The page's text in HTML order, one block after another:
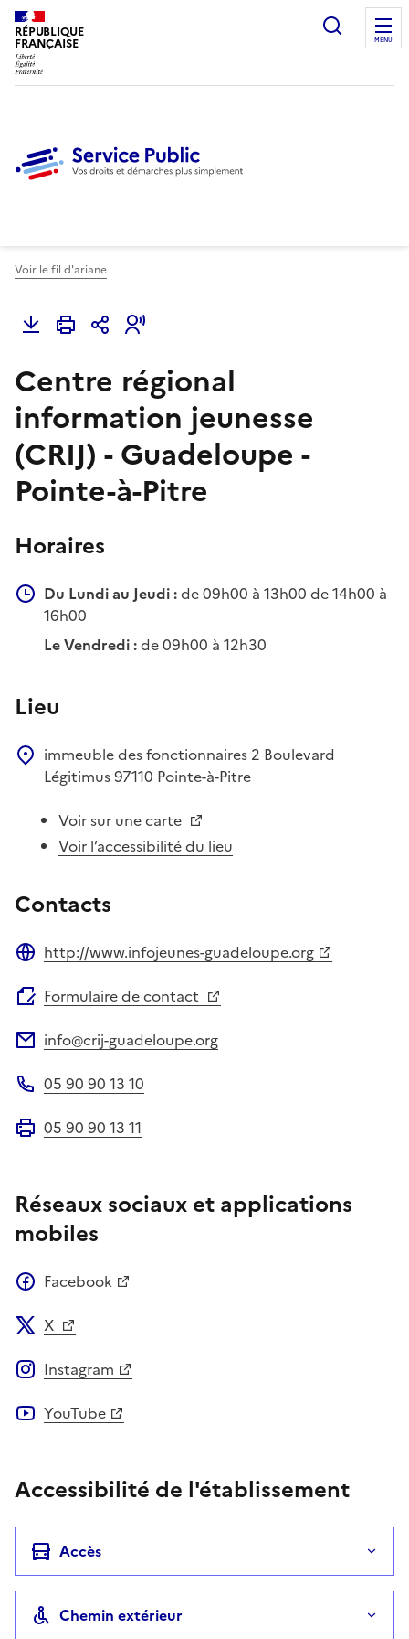
RÉPUBLIQUE
FRANÇAISE
Ouvrir
MENU
Voir le fil d'ariane
Centre régional
information jeunesse
(CRIJ) - Guadeloupe -
Pointe-à-Pitre
Horaires
Du Lundi au Jeudi :de 09h00 à 13h00 de 14h00 à
16h00
Le Vendredi :de 09h00 à 12h30
Lieu
immeuble des fonctionnaires 2 Boulevard
Légitimus97110 Pointe-à-Pitre
Voir sur une carte
Voir l’accessibilité du lieu
Contacts
http://www.infojeunes-guadeloupe.org
Formulaire de contact
info@crij-guadeloupe.org
05 90 90 13 10
05 90 90 13 11
Réseaux sociaux et applications
mobiles
Facebook
X
Instagram
YouTube
Accessibilité de l'établissement
Accès
Chemin extérieur